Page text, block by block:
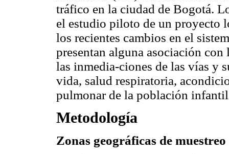
tráfico en la ciudad de Bogotá.
el estudio piloto de un proyecto
los recientes cambios en el
presentan alguna asociación
las inmedia-ciones de las vías y
vida, salud respiratoria,
pulmonar de la población
Metodología
Zonas geográficas de muestreo